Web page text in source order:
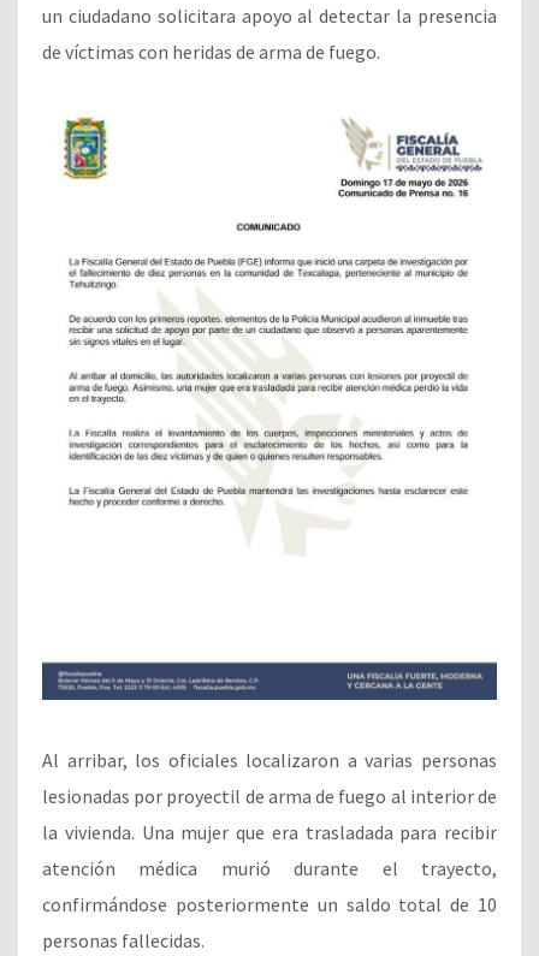
un ciudadano solicitara apoyo al detectar la presencia
de víctimas con heridas de arma de fuego.
Al arribar, los oficiales localizaron a varias personas
lesionadas por proyectil de arma de fuego al interior de
la vivienda. Una mujer que era trasladada para recibir
atención médica murió durante el trayecto,
confirmándose posteriormente un saldo total de 10
personas fallecidas.